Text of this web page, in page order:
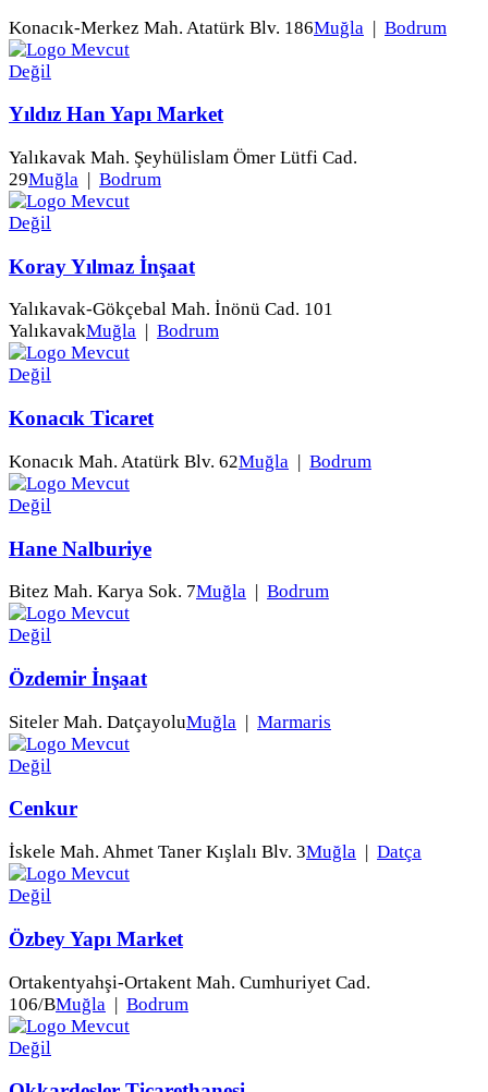
Konacık-Merkez Mah. Atatürk Blv. 186Muğla | Bodrum
Yıldız Han Yapı Market
Yalıkavak Mah. Şeyhülislam Ömer Lütfi Cad.
29Muğla | Bodrum
Koray Yılmaz İnşaat
Yalıkavak-Gökçebal Mah. İnönü Cad. 101
YalıkavakMuğla Bodrum
Konacık Ticaret
Konacık Mah. Atatürk Blv. 62Muğla | Bodrum
Hane Nalburiye
Bitez Mah. Karya Sok. 7Muğla Bodrum
Özdemir İnşaat
Siteler Mah. DatçayoluMuğla | Marmaris
Cenkur
İskele Mah. Ahmet Taner Kışlalı Blv. 3Muğla Datça
Özbey Yapı Market
Ortakentyahşi-Ortakent Mah. Cumhuriyet Cad.
106/BMuğla | Bodrum